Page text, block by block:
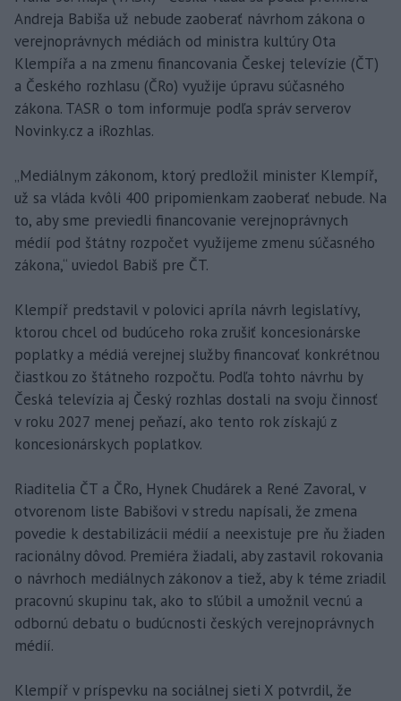
Andreja Babiša už nebude zaoberať návrhom zákona o
verejnoprávnych médiách od ministra kultúry Ota
Klempířa a na zmenu financovania Českej televízie (ČT)
a Českého rozhlasu (ČRo) využije úpravu súčasného
zákona. TASR o tom informuje podľa správ serverov
Novinky.cz a iRozhlas.
„Mediálnym zákonom, ktorý predložil minister Klempíř,
už sa vláda kvôli 400 pripomienkam zaoberať nebude. Na
to, aby sme previedli financovanie verejnoprávnych
médií pod štátny rozpočet využijeme zmenu súčasného
zákona,“ uviedol Babiš pre ČT.
Klempíř predstavil v polovici apríla návrh legislatívy,
ktorou chcel od budúceho roka zrušiť koncesionárske
poplatky a médiá verejnej služby financovať konkrétnou
čiastkou zo štátneho rozpočtu. Podľa tohto návrhu by
Česká televízia aj Český rozhlas dostali na svoju činnosť
v roku 2027 menej peňazí, ako tento rok získajú z
koncesionárskych poplatkov.
Riaditelia ČT a ČRo, Hynek Chudárek a René Zavoral, v
otvorenom liste Babišovi v stredu napísali, že zmena
povedie k destabilizácii médií a neexistuje pre ňu žiaden
racionálny dôvod. Premiéra žiadali, aby zastavil rokovania
o návrhoch mediálnych zákonov a tiež, aby k téme zriadil
pracovnú skupinu tak, ako to sľúbil a umožnil vecnú a
odbornú debatu o budúcnosti českých verejnoprávnych
médií.
Klempíř v príspevku na sociálnej sieti X potvrdil, že